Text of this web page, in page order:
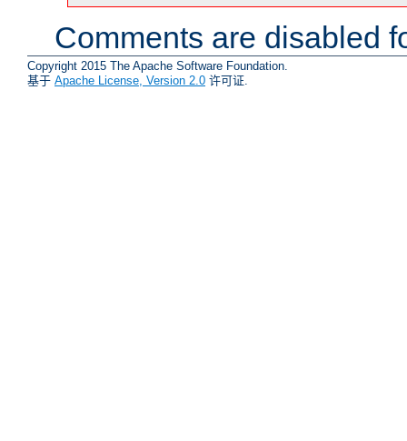
Comments are disabled
Copyright 2015 The Apache Software Foundation.
基于 Apache License, Version 2.0 许可证.